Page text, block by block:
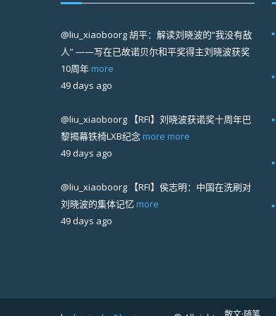
@liu_xiaoboorg胡平：解读刘晓波的“我没有敌
人” ——写在已故诺贝尔和平奖得主刘晓波获奖
10周年 more
49 days ago
@liu_xiaoboorg 【RFI】刘晓波获诺奖十周年巴
黎揭幕铁椅LXB纪念 more more
49 days ago
@liu_xiaoboorg 【RFI】侯志明：中国在洗刷对
刘晓波的集体记忆 more
49 days ago